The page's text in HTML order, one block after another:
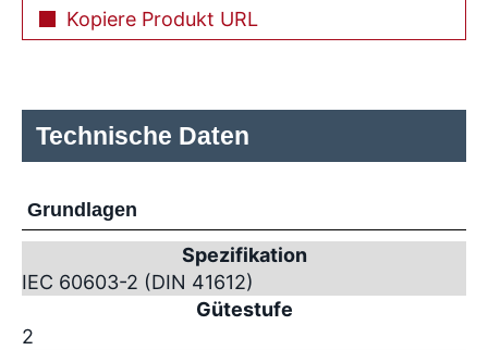
Kopiere Produkt URL
Technische Daten
Grundlagen
Spezifikation
IEC 60603-2 (DIN 41612)
Gütestufe
2